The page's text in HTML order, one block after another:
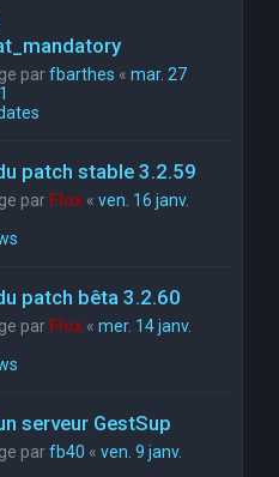
parfbarthes « mar. 27
patch stable 3.2.59
par Flox « ven. 16 janv.
patch bêta 3.2.60
par Flox « mer. 14 janv.
serveur GestSup
parfb40 « ven. 9 janv.